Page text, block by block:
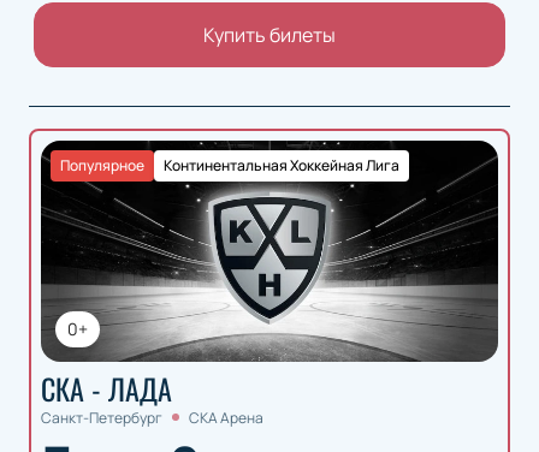
Купить билеты
0+
Континентальная Хоккейная Лига
Популярное
СКА - ЛАДА
Санкт-Петербург СКА Арена